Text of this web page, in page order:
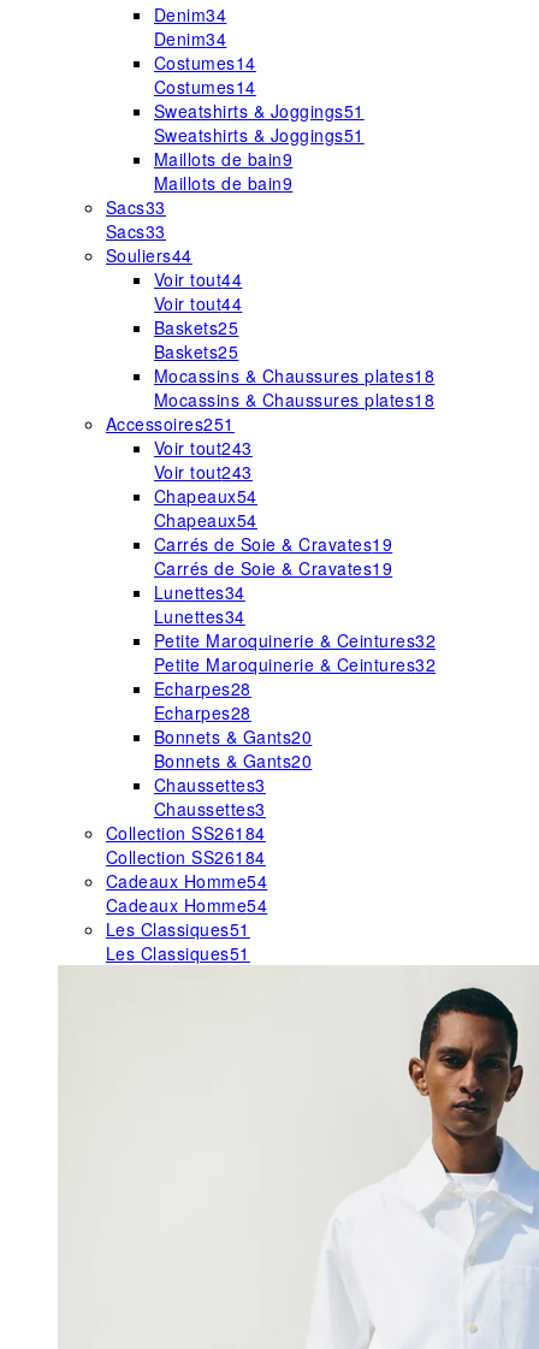
Denim34
Denim34
Costumes14
Costumes14
Sweatshirts & Joggings51
Sweatshirts & Joggings51
Maillots de bain9
Maillots de bain9
Sacs33
Sacs33
Souliers44
Voir tout44
Voir tout44
Baskets25
Baskets25
Mocassins & Chaussures plates18
Mocassins & Chaussures plates18
Accessoires251
Voir tout243
Voir tout243
Chapeaux54
Chapeaux54
Carrés de Soie & Cravates19
Carrés de Soie & Cravates19
Lunettes34
Lunettes34
Petite Maroquinerie & Ceintures32
Petite Maroquinerie & Ceintures32
Echarpes28
Echarpes28
Bonnets & Gants20
Bonnets & Gants20
Chaussettes3
Chaussettes3
Collection SS26184
Collection SS26184
Cadeaux Homme54
Cadeaux Homme54
Les Classiques51
Les Classiques51